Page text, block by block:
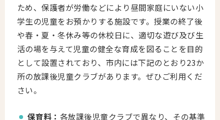
ため、保護者が労働などにより昼間家庭にいない小
学生の児童をお預かりする施設です。授業の終了後
や春・夏・冬休み等の休校日に、適切な遊び及び生
活の場を与えて児童の健全な育成を図ることを目的
として設置されており、市内には下記のとおり23か
所の放課後児童クラブがあります。ぜひご利用くだ
さい。
保育料： 各放課後児童クラブで異なり、その基準